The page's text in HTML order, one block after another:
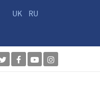
UK RU